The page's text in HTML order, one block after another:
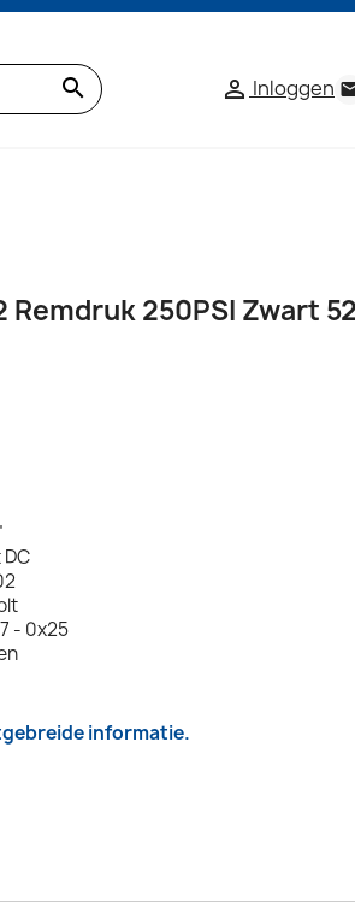
search  Inloggen
Remdruk 250PSI Zwart
- 0x25
informatie.